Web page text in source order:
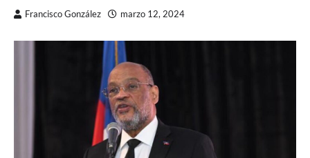
Francisco González marzo 12, 2024